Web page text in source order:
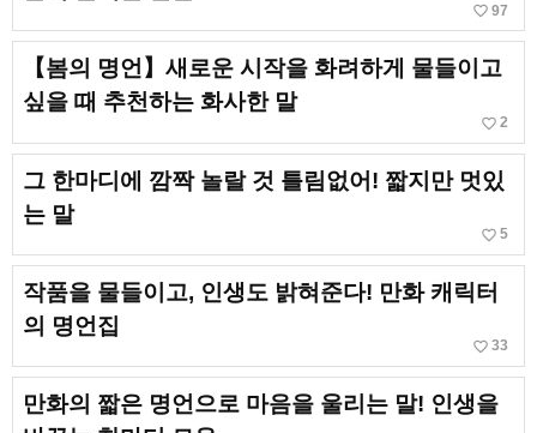
favorite_border 97
【봄의 명언】새로운 시작을 화려하게 물들이고
싶을 때 추천하는 화사한 말
favorite_border 2
그 한마디에 깜짝 놀랄 것 틀림없어! 짧지만 멋있
는 말
favorite_border 5
작품을 물들이고, 인생도 밝혀준다! 만화 캐릭터
의 명언집
favorite_border 33
만화의 짧은 명언으로 마음을 울리는 말! 인생을